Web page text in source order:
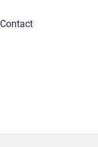
Contact